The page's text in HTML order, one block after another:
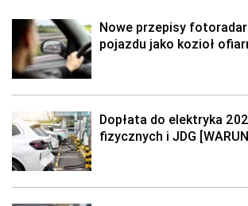
Nowe przepisy
pojazdu jako kozioł
Dopłata do elektryka
fizycznych i JDG